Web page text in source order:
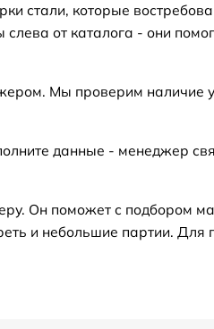
стали, которые
от каталога - они
Мы проверим наличие
данные - менеджер
Он поможет с подбором
и небольшие партии. Для